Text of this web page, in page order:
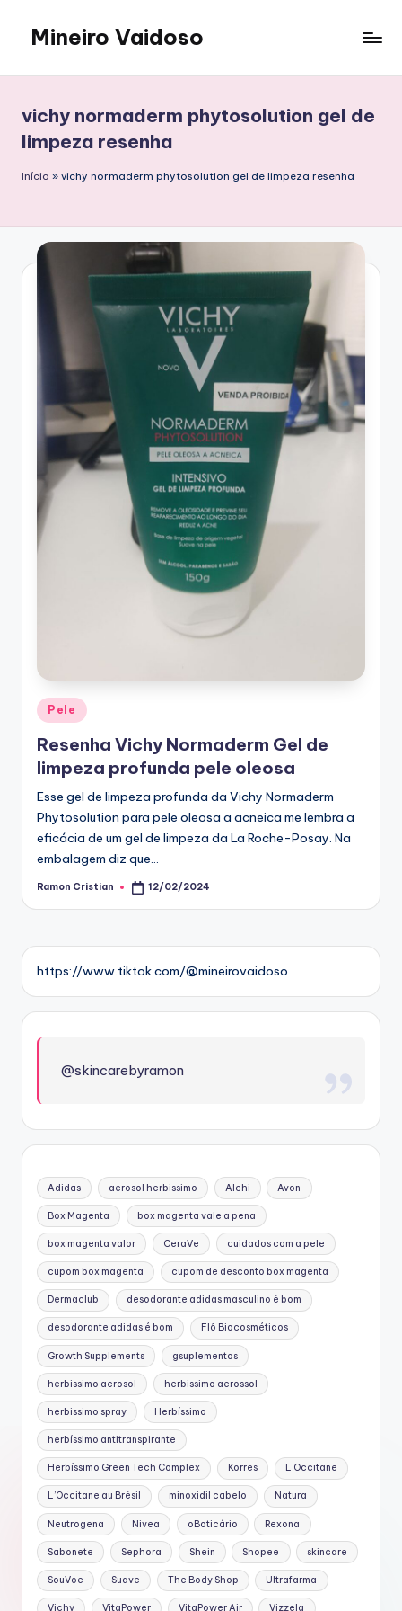
content
Mineiro Vaidoso
Autocuidado
e
Resenhas
vichy normaderm phytosolution gel de
limpeza resenha
Início » vichy normaderm phytosolution gel de limpeza resenha
Posted
in
Pele
Resenha Vichy Normaderm Gel de
limpeza profunda pele oleosa
Esse gel de limpeza profunda da Vichy Normaderm
Phytosolution para pele oleosa a acneica me lembra a
eficácia de um gel de limpeza da La Roche-Posay. Na
embalagem diz que…
Posted
Ramon Cristian 12/02/2024
https://www.tiktok.com/@mineirovaidoso
@skincarebyramon
Adidas aerosol herbissimo Alchi Avon
Box Magenta box magenta vale a pena
box magenta valor CeraVe cuidados com a pele
cupom box magenta cupom de desconto box magenta
Dermaclub desodorante adidas masculino é bom
desodorante adidas é bom Flô Biocosméticos
Growth Supplements gsuplementos
herbissimo aerosol herbissimo aerossol
herbissimo spray Herbíssimo
herbíssimo antitranspirante
Herbíssimo Green Tech Complex Korres L'Occitane
L’Occitane au Brésil minoxidil cabelo Natura
Neutrogena Nivea oBoticário Rexona
Sabonete Sephora Shein Shopee skincare
SouVoe Suave The Body Shop Ultrafarma
Vichy VitaPower VitaPower Air Vizzela